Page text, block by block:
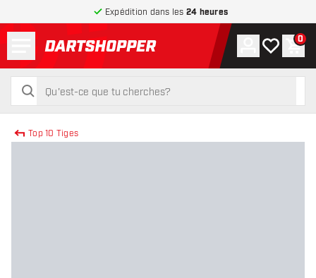
Expédition dans les 24 heures
retour à la page d’accueil
rechercher
rechercher
Compte
Ma liste0
Top 10 Tiges